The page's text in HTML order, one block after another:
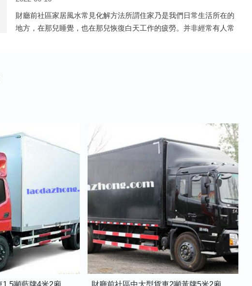
財廳前社區家居風水常見化解方法所謂住家乃是我們日常生活所在的
地方，在那兒睡覺，也在那兒恢復白天工作的疲勞。并非經常有人常